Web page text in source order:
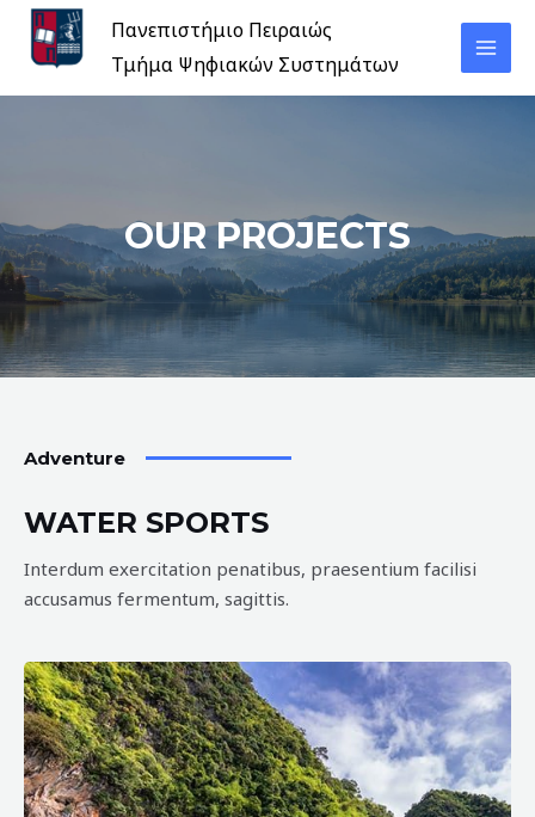
Πανεπιστήμιο Πειραιώς
Τμήμα Ψηφιακών Συστημάτων
OUR PROJECTS
Adventure
WATER SPORTS
Interdum exercitation penatibus, praesentium facilisi
accusamus fermentum, sagittis.